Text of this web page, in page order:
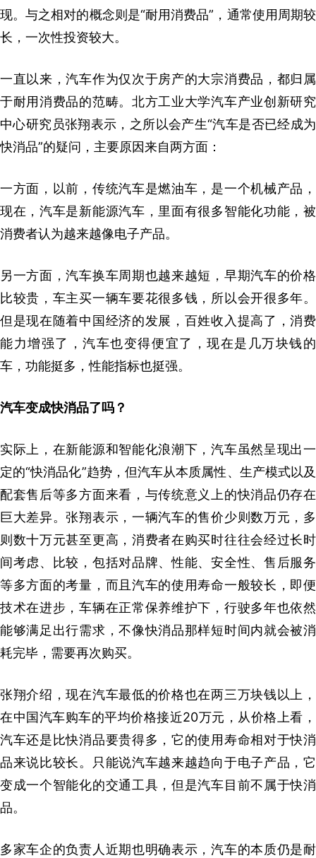
现。与之相对的概念则是“耐用消费品”，通常使用周期较
长，一次性投资较大。
一直以来，汽车作为仅次于房产的大宗消费品，都归属
于耐用消费品的范畴。北方工业大学汽车产业创新研究
中心研究员张翔表示，之所以会产生“汽车是否已经成为
快消品”的疑问，主要原因来自两方面：
一方面，以前，传统汽车是燃油车，是一个机械产品，
现在，汽车是新能源汽车，里面有很多智能化功能，被
消费者认为越来越像电子产品。
另一方面，汽车换车周期也越来越短，早期汽车的价格
比较贵，车主买一辆车要花很多钱，所以会开很多年。
但是现在随着中国经济的发展，百姓收入提高了，消费
能力增强了，汽车也变得便宜了，现在是几万块钱的
车，功能挺多，性能指标也挺强。
汽车变成快消品了吗？
实际上，在新能源和智能化浪潮下，汽车虽然呈现出一
定的“快消品化”趋势，但汽车从本质属性、生产模式以及
配套售后等多方面来看，与传统意义上的快消品仍存在
巨大差异。张翔表示，一辆汽车的售价少则数万元，多
则数十万元甚至更高，消费者在购买时往往会经过长时
间考虑、比较，包括对品牌、性能、安全性、售后服务
等多方面的考量，而且汽车的使用寿命一般较长，即便
技术在进步，车辆在正常保养维护下，行驶多年也依然
能够满足出行需求，不像快消品那样短时间内就会被消
耗完毕，需要再次购买。
张翔介绍，现在汽车最低的价格也在两三万块钱以上，
在中国汽车购车的平均价格接近20万元，从价格上看，
汽车还是比快消品要贵得多，它的使用寿命相对于快消
品来说比较长。只能说汽车越来越趋向于电子产品，它
变成一个智能化的交通工具，但是汽车目前不属于快消
品。
多家车企的负责人近期也明确表示，汽车的本质仍是耐